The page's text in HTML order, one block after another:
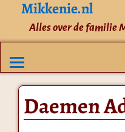
Mikkenie.nl
Alles over de familie
Daemen